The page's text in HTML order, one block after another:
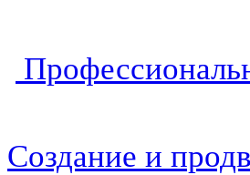
Создание и